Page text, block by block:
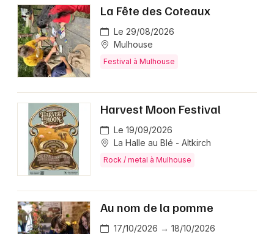
La Fête des Coteaux
Le 29/08/2026
Mulhouse
Festival à Mulhouse
Harvest Moon Festival
Le 19/09/2026
La Halle au Blé - Altkirch
Rock / metal à Mulhouse
Au nom de la pomme
17/10/2026 → 18/10/2026